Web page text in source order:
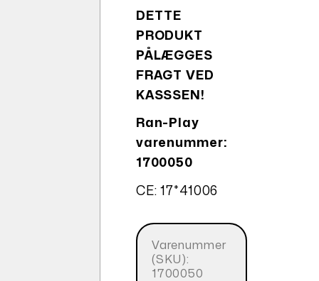
DETTE
PRODUKT
PÅLÆGGES
FRAGT VED
KASSSEN!
Ran-Play
varenummer:
1700050
CE: 17*41006
Varenummer
(SKU):
1700050